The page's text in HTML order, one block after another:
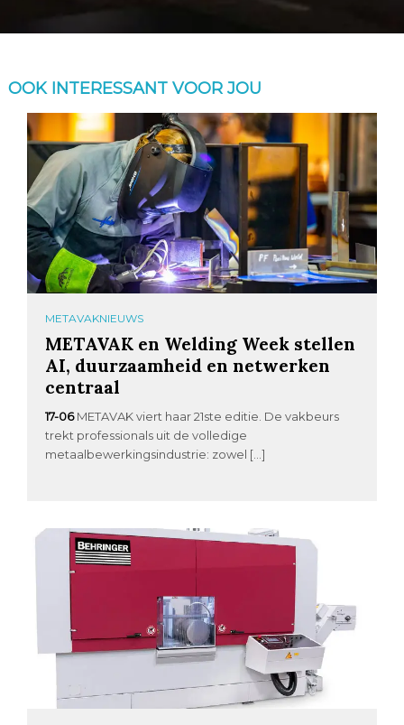
OOK INTERESSANT VOOR JOU
METAVAKNIEUWS
METAVAK en Welding Week stellen
AI, duurzaamheid en netwerken
centraal
17-06 METAVAK viert haar 21ste editie. De vakbeurs
trekt professionals uit de volledige
metaalbewerkingsindustrie: zowel […]